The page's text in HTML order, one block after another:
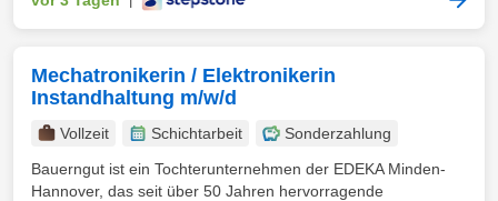
Mechatronikerin / Elektronikerin
Instandhaltung m/w/d
Vollzeit Schichtarbeit
Sonderzahlung
Bauerngut ist ein Tochterunternehmen der EDEKA Minden-
Hannover, das seit über 50 Jahren hervorragende